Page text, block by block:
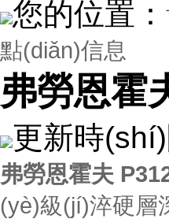
您的位置：
點(diǎn)信息
弗勞恩霍
更新時
弗勞恩霍夫
(yè)級(jí)淬硬層